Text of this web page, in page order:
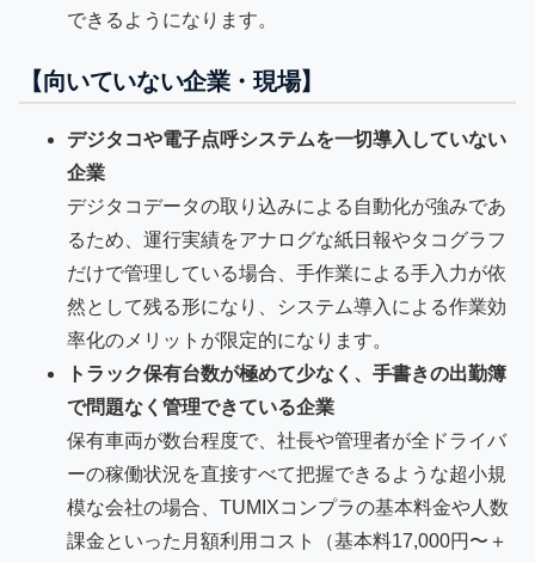
できるようになります。
【向いていない企業・現場】
デジタコや電子点呼システムを一切導入していない
企業
デジタコデータの取り込みによる自動化が強みであ
るため、運行実績をアナログな紙日報やタコグラフ
だけで管理している場合、手作業による手入力が依
然として残る形になり、システム導入による作業効
率化のメリットが限定的になります。
トラック保有台数が極めて少なく、手書きの出勤簿
で問題なく管理できている企業
保有車両が数台程度で、社長や管理者が全ドライバ
ーの稼働状況を直接すべて把握できるような超小規
模な会社の場合、TUMIXコンプラの基本料金や人数
課金といった月額利用コスト（基本料17,000円〜＋